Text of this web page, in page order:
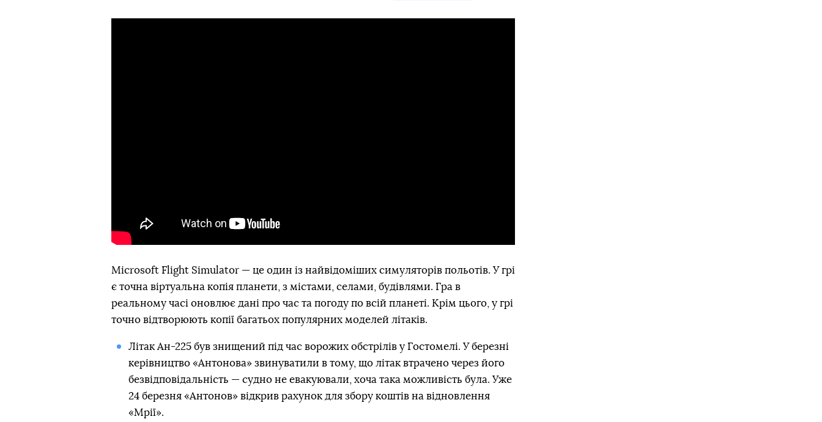
Microsoft Flight Simulator — це один із найвідоміших симуляторів польотів. У грі
є точна віртуальна копія планети, з містами, селами, будівлями. Гра в
реальному часі оновлює дані про час та погоду по всій планеті. Крім цього, у грі
точно відтворюють копії багатьох популярних моделей літаків.
Літак Ан-225 був знищений під час ворожих обстрілів у Гостомелі. У березні
керівництво «Антонова» звинуватили в тому, що літак втрачено через його
безвідповідальність — судно не евакуювали, хоча така можливість була. Уже
24 березня «Антонов» відкрив рахунок для збору коштів на відновлення
«Мрії».